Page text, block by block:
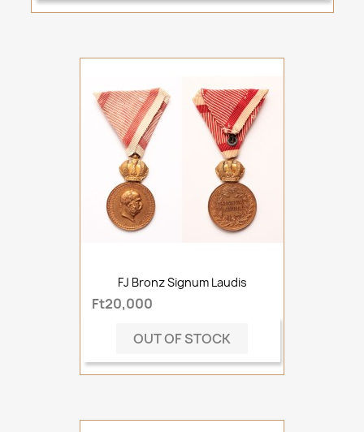
FJ Bronz Signum Laudis
Ft20,000
OUT OF STOCK